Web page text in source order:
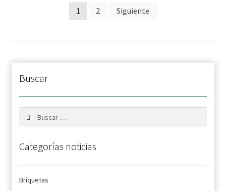
Paginación
1 2 Siguiente
Buscar
Categorías noticias
Briquetas